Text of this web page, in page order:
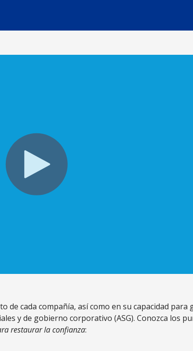
de cada compañía, así como en su capacidad para
y de gobierno corporativo (ASG). Conozca los
restaurar la confianza: